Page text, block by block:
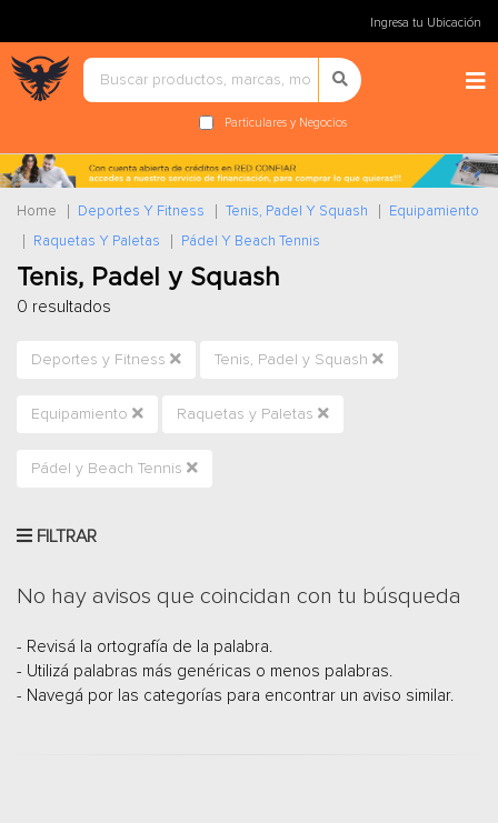
Ingresa tu Ubicación
Particulares y Negocios
Home Deportes Y Fitness Tenis, Padel Y Squash
Equipamiento
Raquetas Y Paletas
Pádel Y Beach Tennis
Tenis, Padel y Squash
0 resultados
Deportes y Fitness Tenis, Padel y Squash
Equipamiento Raquetas y Paletas
Pádel y Beach Tennis
FILTRAR
No hay avisos que coincidan con tu búsqueda
- Revisá la ortografía de la palabra.
- Utilizá palabras más genéricas o menos palabras.
- Navegá por las categorías para encontrar un aviso similar.